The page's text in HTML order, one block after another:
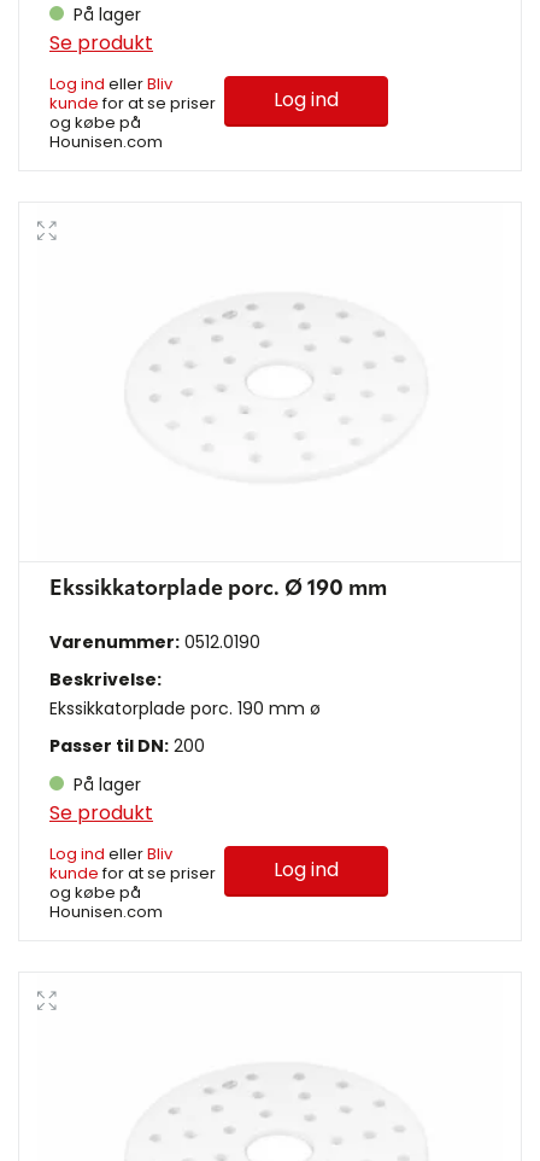
På lager
Se produkt
Log ind ellerBliv
kundefor at se priser
og købe på
Hounisen.com
Log ind
Ekssikkatorplade porc. Ø 190 mm
Varenummer: 0512.0190
Beskrivelse:
Ekssikkatorplade porc. 190 mm ø
Passer til DN: 200
På lager
Se produkt
Log ind ellerBliv
kundefor at se priser
og købe på
Hounisen.com
Log ind